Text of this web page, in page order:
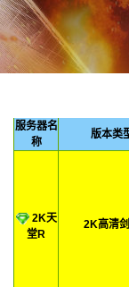
服务器名
称
版本类
2K天
堂R
2K高清